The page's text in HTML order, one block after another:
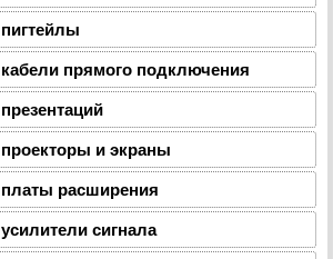
пигтейлы
кабели прямого подключения
презентаций
проекторы и экраны
платы расширения
усилители сигнала